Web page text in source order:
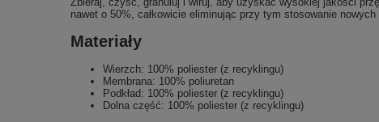
nawet o 50%, całkowicie eliminując przy tym stosowanie
Materiały
Wierzch: 100% poliester (z recyklingu)
Membrana: 100% poliuretan
Podkład: 100% poliester (z recyklingu)
Dolna część: 100% poliester (z recyklingu)